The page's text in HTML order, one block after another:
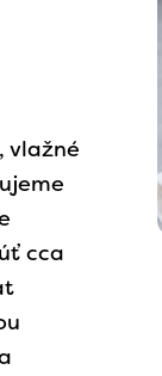
vlažné
cca